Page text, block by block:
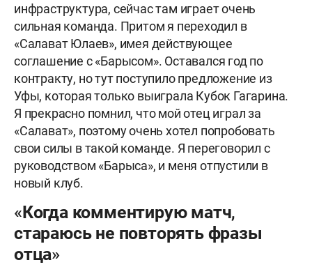
инфраструктура, сейчас там играет очень
сильная команда. Притом я переходил в
«Салават Юлаев», имея действующее
соглашение с «Барысом». Оставался год по
контракту, но тут поступило предложение из
Уфы, которая только выиграла Кубок Гагарина.
Я прекрасно помнил, что мой отец играл за
«Салават», поэтому очень хотел попробовать
свои силы в такой команде. Я переговорил с
руководством «Барыса», и меня отпустили в
новый клуб.
«Когда комментирую матч,
стараюсь не повторять фразы
отца»